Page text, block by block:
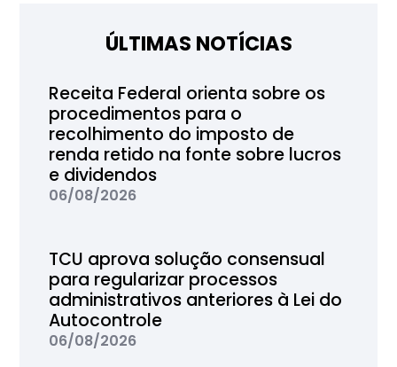
ÚLTIMAS NOTÍCIAS
Receita Federal orienta sobre os
procedimentos para o
recolhimento do imposto de
renda retido na fonte sobre lucros
e dividendos
06/08/2026
TCU aprova solução consensual
para regularizar processos
administrativos anteriores à Lei do
Autocontrole
06/08/2026